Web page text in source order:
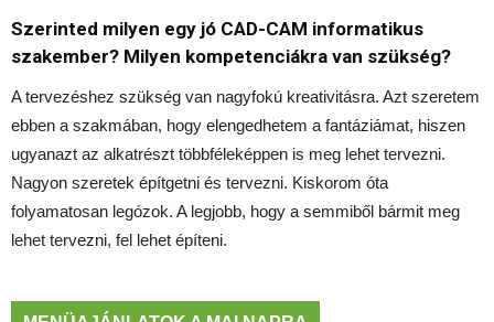
Szerinted milyen egy jó CAD-CAM informatikus
szakember? Milyen kompetenciákra van szükség?
A tervezéshez szükség van nagyfokú kreativitásra. Azt szeretem
ebben a szakmában, hogy elengedhetem a fantáziámat, hiszen
ugyanazt az alkatrészt többféleképpen is meg lehet tervezni.
Nagyon szeretek építgetni és tervezni. Kiskorom óta
folyamatosan legózok. A legjobb, hogy a semmiből bármit meg
lehet tervezni, fel lehet építeni.